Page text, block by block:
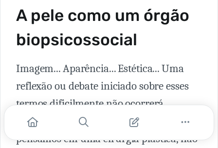
A pele como um órgão
biopsicossocial
Imagem... Aparência... Estética... Uma
reflexão ou debate iniciado sobre esses
termos dificilmente não ocorrerá
associação à superficialidade. Quando
pensamos em uma cirurgia plástica, não